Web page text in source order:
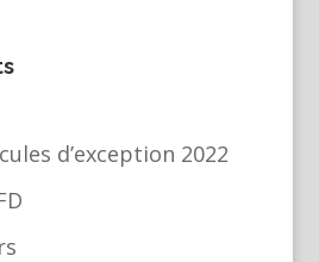
d’exception 2022